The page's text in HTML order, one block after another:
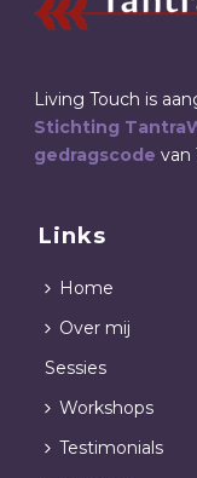
Living Touch is
Stichting
gedragscode van
Links
Home
Over mij
Sessies
Workshops
Testimonials